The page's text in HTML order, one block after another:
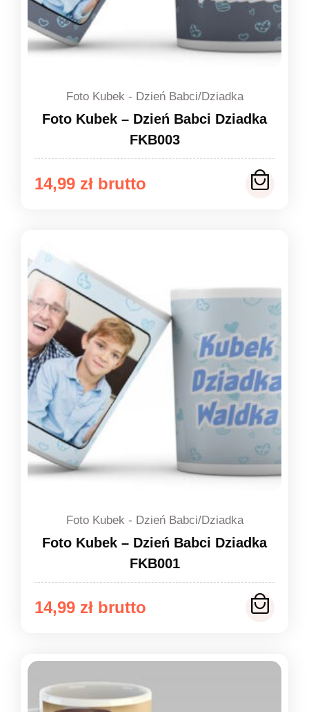
Foto Kubek - Dzień Babci/Dziadka
Foto Kubek – Dzień Babci Dziadka
FKB003
14,99 zł
Foto Kubek - Dzień Babci/Dziadka
Foto Kubek – Dzień Babci Dziadka
FKB001
14,99 zł